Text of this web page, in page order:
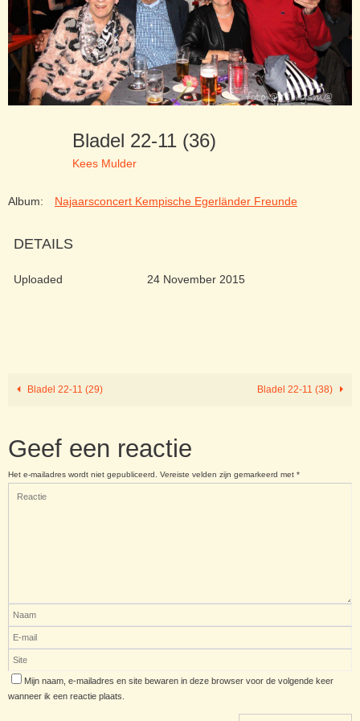
Bladel 22-11 (36)
Kees Mulder
Album: Najaarsconcert Kempische Egerländer Freunde
DETAILS
Uploaded 24 November 2015
Bladel 22-11 (29) Bladel 22-11 (38)
Geef een reactie
Het e-mailadres wordt niet gepubliceerd. Vereiste velden zijn gemarkeerd met *
Mijn naam, e-mailadres en site bewaren in deze browser voor de volgende keer
wanneer ik een reactie plaats.